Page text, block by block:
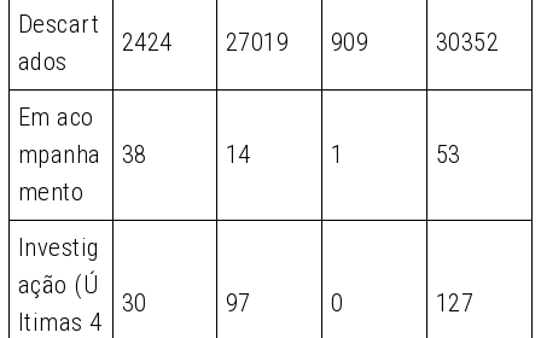
Descart
ados
2424 27019 909 30352
Em aco
mpanha
mento
38 14 1 53
Investig
ação (Ú
ltimas 4
30 97 0 127